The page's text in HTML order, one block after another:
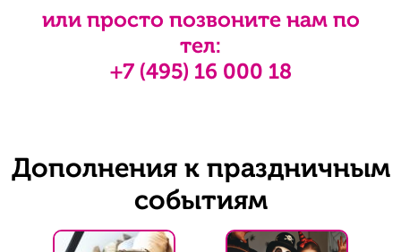
или просто позвоните нам по
тел:
+7 (495) 16 000 18
Дополнения к праздничным
событиям